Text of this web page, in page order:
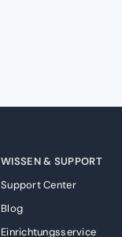
WISSEN & SUPPORT
Support Center
Blog
Einrichtungsservice